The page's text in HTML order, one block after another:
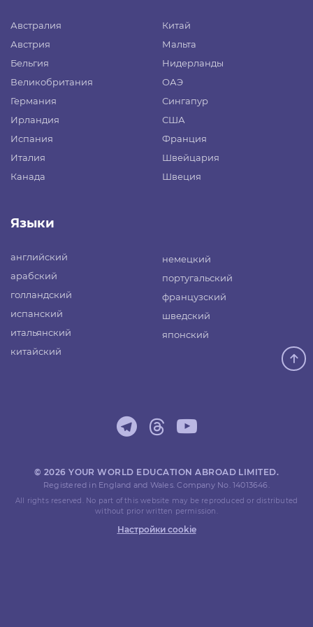
Австралия
Австрия
Бельгия
Великобритания
Германия
Ирландия
Испания
Италия
Канада
Китай
Мальта
Нидерланды
ОАЭ
Сингапур
США
Франция
Швейцария
Швеция
Языки
английский
арабский
голландский
испанский
итальянский
китайский
немецкий
португальский
французский
шведский
японский
© 2026 YOUR WORLD EDUCATION ABROAD LIMITED.
Registered in England and Wales. Company No. 14013646.
All rights reserved. No part of this website may be reproduced or distributed
without prior written permission.
Настройки cookie